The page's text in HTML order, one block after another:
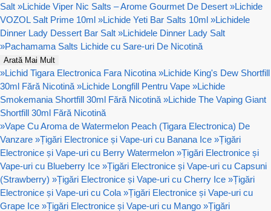
Salt »Lichide Viper Nic Salts – Arome Gourmet De Desert »Lichide
VOZOL Salt Prime 10ml »Lichide Yeti Bar Salts 10ml »Lichidele
Dinner Lady Dessert Bar Salt »Lichidele Dinner Lady Salt
»Pachamama Salts Lichide cu Sare-uri De Nicotină
Arată Mai Mult
»Lichid Tigara Electronica Fara Nicotina »Lichide King's Dew Shortfill
30ml Fără Nicotină »Lichide Longfill Pentru Vape »Lichide
Smokemania Shortfill 30ml Fără Nicotină »Lichide The Vaping Giant
Shortfill 30ml Fără Nicotină
»Vape Cu Aroma de Watermelon Peach (Tigara Electronica) De
Vanzare »Țigări Electronice și Vape-uri cu Banana Ice »Țigări
Electronice și Vape-uri cu Berry Watermelon »Țigări Electronice și
Vape-uri cu Blueberry Ice »Țigări Electronice și Vape-uri cu Capsuni
(Strawberry) »Țigări Electronice și Vape-uri cu Cherry Ice »Țigări
Electronice și Vape-uri cu Cola »Țigări Electronice și Vape-uri cu
Grape Ice »Țigări Electronice și Vape-uri cu Mango »Țigări